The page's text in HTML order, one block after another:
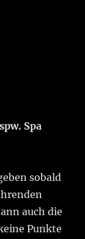
Spa
sobald
auch die
Punkte